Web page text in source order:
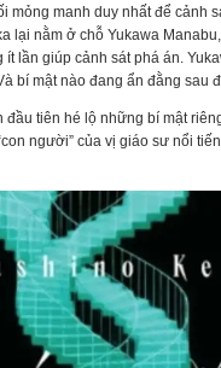
mỏng manh duy nhất để cảnh
lại nằm ở chỗ Yukawa
ít lần giúp cảnh sát phá án.
bí mật nào đang ẩn đằng sau
đầu tiên hé lộ những bí mật
người” của vị giáo sư nổi